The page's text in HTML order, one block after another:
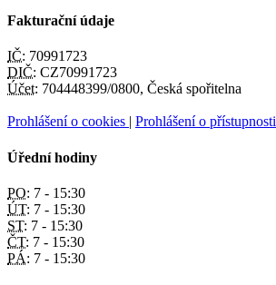
Fakturační údaje
IČ: 70991723
DIČ: CZ70991723
Účet: 704448399/0800, Česká spořitelna
Prohlášení o cookies | Prohlášení o přístupnosti
Úřední hodiny
PO: 7 - 15:30
ÚT: 7 - 15:30
ST: 7 - 15:30
ČT: 7 - 15:30
PÁ: 7 - 15:30